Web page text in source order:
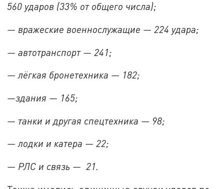
560 ударов (33% от общего числа);
— вражеские военнослужащие — 224 удара;
— автотранспорт — 241;
— лёгкая бронетехника — 182;
—здания — 165;
— танки и другая спецтехника — 98;
— лодки и катера — 22;
— РЛС и связь — 21.